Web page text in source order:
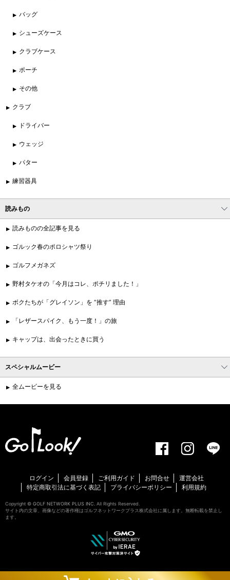
バッグ
シューズケース
クラブケース
ポーチ
その他
クラブ
ドライバー
ウェッジ
パター
練習器具
読みもの
読みものの全記事を見る
ゴルック春のポロシャツ祭り
ゴルフメガネズ
野村タケオの「今月はコレ、ポチリました！」
ボクたちが「グレイソン」を “推す” 理由
「レザースパイク、もう一度！」の旅
キャップは、出会ったときに買う
スペシャルムービー
全ムービーを見る
ログイン 会員登録 ご利用ガイド お問合せ
運営会社
特定商取引法に基づく表記
プライバシーポリシー 利用規約
Copyright © GOLF NETWORK PLUS INC. All Rights Reserved.
サイト内の文章、画像などの著作権はゴルフネットワークプラス株式会社に属します。無断転載を禁止し
ます。